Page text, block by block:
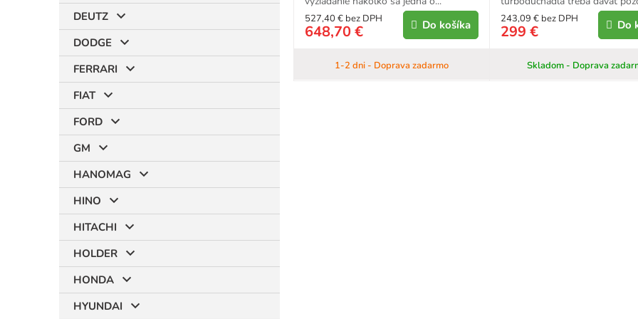
DEUTZ
DODGE
FERRARI
FIAT
FORD
GM
HANOMAG
HINO
HITACHI
HOLDER
HONDA
HYUNDAI
1-2 dni - Doprava zadarmo
527,40 € bez DPH
648,70 € Do košíka
Skladom - Doprava
243,09 € bez DPH
299 € Do